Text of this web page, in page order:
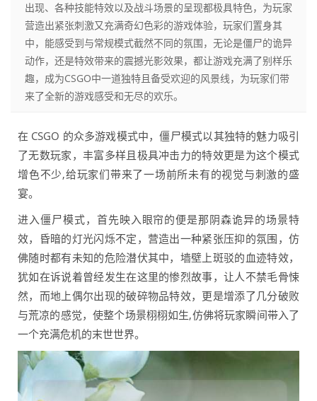
出现、各种技能特效以及战斗场景的呈现都极具特色，为玩家
营造出紧张刺激又充满奇幻色彩的游戏体验，玩家们置身其
中，能感受到与常规模式截然不同的氛围，无论是僵尸的诡异
动作，还是特效带来的震撼光影效果，都让游戏充满了别样乐
趣，成为CSGO中一道独特且备受欢迎的风景线，为玩家们带
来了全新的游戏感受和无尽的欢乐。
在 CSGO 的众多游戏模式中，僵尸模式以其独特的魅力吸引
了无数玩家，丰富多样且极具冲击力的特效更是为这个模式
增色不少,给玩家们带来了一场前所未有的视觉与刺激的盛
宴。
进入僵尸模式，首先映入眼帘的便是那阴森诡异的场景特
效，昏暗的灯光闪烁不定，营造出一种紧张压抑的氛围，仿
佛随时都有未知的危险潜伏其中，墙壁上斑驳的血迹特效，
犹如在诉说着曾经发生在这里的惨烈故事，让人不禁毛骨悚
然，而地上偶尔出现的破碎物品特效，更是增添了几分破败
与荒凉的感觉，使整个场景栩栩如生,仿佛将玩家瞬间带入了
一个充满危机的末世世界。